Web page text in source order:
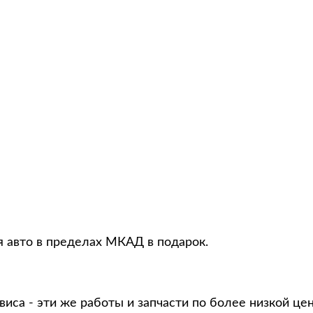
авто в пределах МКАД в подарок.
- эти же работы и запчасти по более низкой